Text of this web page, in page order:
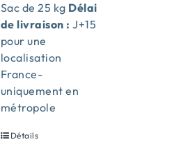
Sac de 25 kg Délai
de livraison : J+15
pour une
localisation
France-
uniquement en
métropole
Détails